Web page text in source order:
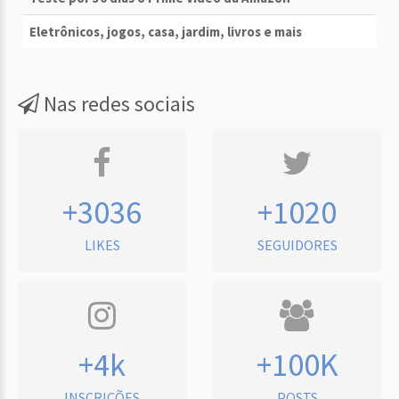
Eletrônicos, jogos, casa, jardim, livros e mais
Nas redes sociais
+3036
LIKES
+1020
SEGUIDORES
+4k +100K